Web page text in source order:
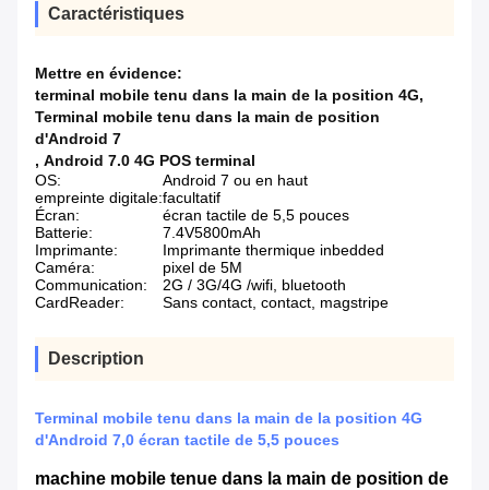
Caractéristiques
Mettre en évidence:
terminal mobile tenu dans la main de la position 4G,
Terminal mobile tenu dans la main de position
d'Android 7
, Android 7.0 4G POS terminal
OS:
Android 7 ou en haut
empreinte digitale:facultatif
Écran:
écran tactile de 5,5 pouces
Batterie:
7.4V5800mAh
Imprimante:
Imprimante thermique inbedded
Caméra:
pixel de 5M
Communication:
2G / 3G/4G /wifi, bluetooth
CardReader:
Sans contact, contact, magstripe
Description
Terminal mobile tenu dans la main de la position 4G
d'Android 7,0 écran tactile de 5,5 pouces
machine mobile tenue dans la main de position de